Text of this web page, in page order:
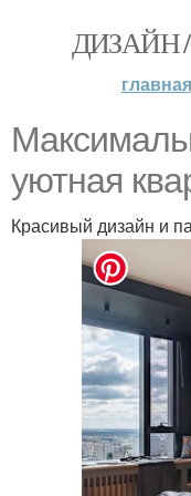
ДИЗАЙН
главная
уютная
Красивый дизайн и